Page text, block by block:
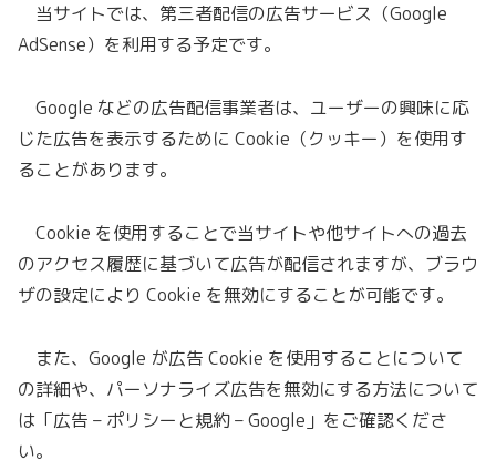
当サイトでは、第三者配信の広告サービス（Google
AdSense）を利用する予定です。
Google などの広告配信事業者は、ユーザーの興味に応
じた広告を表示するために Cookie（クッキー）を使用す
ることがあります。
Cookie を使用することで当サイトや他サイトへの過去
のアクセス履歴に基づいて広告が配信されますが、ブラウ
ザの設定により Cookie を無効にすることが可能です。
また、Google が広告 Cookie を使用することについて
の詳細や、パーソナライズ広告を無効にする方法について
は「広告 – ポリシーと規約 – Google」をご確認くださ
い。